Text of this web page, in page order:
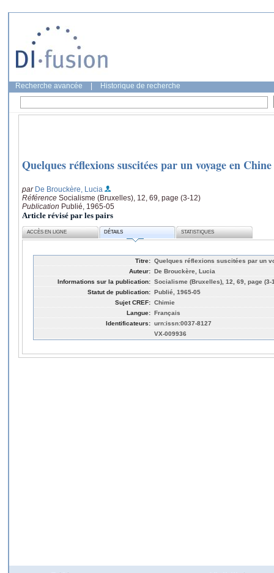
Recherche avancée Historique de recherche
Quelques réflexions suscitées par un voyage en Chine
par De Brouckère, Lucia
Référence Socialisme (Bruxelles), 12, 69, page (3-12)
Publication Publié, 1965-05
Article révisé par les pairs
ACCÈS EN LIGNE DÉTAILS STATISTIQUES
Titre: Quelques réflexions suscitées par un
Auteur: De Brouckère, Lucia
Informations sur la publication: Socialisme (Bruxelles), 12, 69, page (3-
Statut de publication: Publié, 1965-05
Sujet CREF: Chimie
Langue: Français
Identificateurs: urn:issn:0037-8127
VX-009936